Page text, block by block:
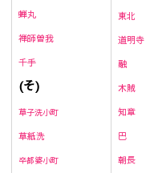
蝉丸
禅師曽我
千手
(そ)
草子洗小町
草紙洗
卒都婆小町
東北
道明寺
融
木賊
知章
巴
朝長